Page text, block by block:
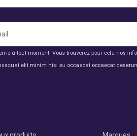
à tout moment. Vous trouverez pour cela nos
elit minim nisi eu occaecat occaecat